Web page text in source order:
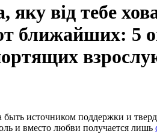
від тебе
ближайших: 5
и вместо любви получается лишь